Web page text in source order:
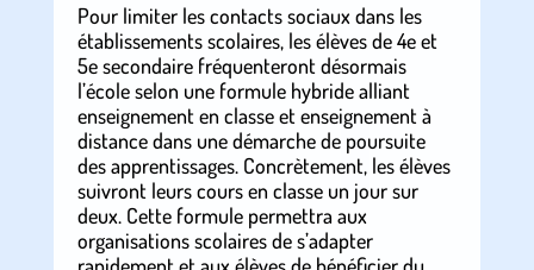
Pour limiter les contacts sociaux dans les
établissements scolaires, les élèves de 4e et
5e secondaire fréquenteront désormais
l’école selon une formule hybride alliant
enseignement en classe et enseignement à
distance dans une démarche de poursuite
des apprentissages. Concrètement, les élèves
suivront leurs cours en classe un jour sur
deux. Cette formule permettra aux
organisations scolaires de s’adapter